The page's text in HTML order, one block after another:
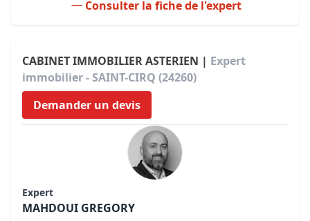
Consulter la fiche de l'expert
CABINET IMMOBILIER ASTERIEN | Expert
immobilier - SAINT-CIRQ (24260)
Demander un devis
Expert
MAHDOUI GREGORY